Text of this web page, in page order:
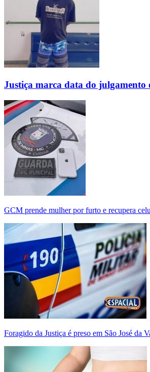
Justiça marca data do julgamento
GCM prende mulher por furto e recupera
Foragido da Justiça é preso em São José da